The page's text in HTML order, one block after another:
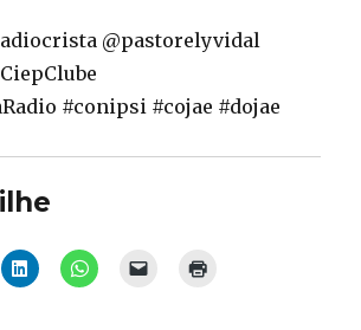
@pastorelyvidal
#conipsi #cojae #dojae